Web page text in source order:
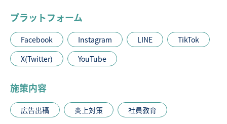
プラットフォーム
Facebook Instagram LINE
TikTok
X(Twitter)
YouTube
施策内容
広告出稿 炎上対策 社員教育